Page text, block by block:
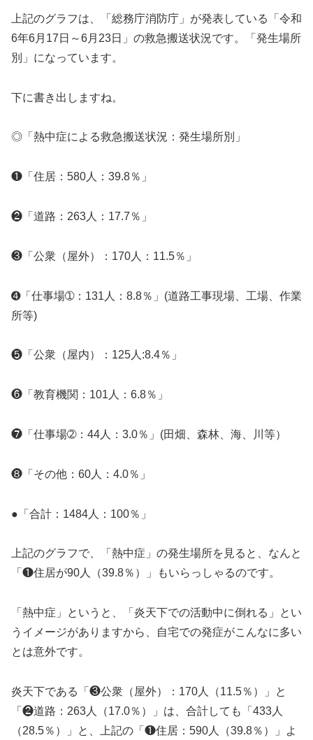
上記のグラフは、「総務庁消防庁」が発表している「令和
6年6月17日～6月23日」の救急搬送状況です。「発生場所
別」になっています。
下に書き出しますね。
◎「熱中症による救急搬送状況：発生場所別」
❶「住居：580人：39.8％」
❷「道路：263人：17.7％」
❸「公衆（屋外）：170人：11.5％」
➍「仕事場➀：131人：8.8％」(道路工事現場、工場、作業
所等)
❺「公衆（屋内）：125人:8.4％」
❻「教育機関：101人：6.8％」
❼「仕事場➁：44人：3.0％」(田畑、森林、海、川等）
❽「その他：60人：4.0％」
●「合計：1484人：100％」
上記のグラフで、「熱中症」の発生場所を見ると、なんと
「❶住居が90人（39.8％）」もいらっしゃるのです。
「熱中症」というと、「炎天下での活動中に倒れる」とい
うイメージがありますから、自宅での発症がこんなに多い
とは意外です。
炎天下である「❸公衆（屋外）：170人（11.5％）」と
「❷道路：263人（17.0％）」は、合計しても「433人
（28.5％）」と、上記の「❶住居：590人（39.8％）」よ